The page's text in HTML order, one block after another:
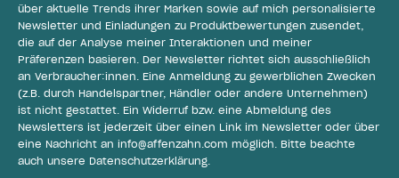
über aktuelle Trends ihrer Marken sowie auf mich personalisierte
Newsletter und Einladungen zu Produktbewertungen zusendet,
die auf der Analyse meiner Interaktionen und meiner
Präferenzen basieren. Der Newsletter richtet sich ausschließlich
an Verbraucher:innen. Eine Anmeldung zu gewerblichen Zwecken
(z.B. durch Handelspartner, Händler oder andere Unternehmen)
ist nicht gestattet. Ein Widerruf bzw. eine Abmeldung des
Newsletters ist jederzeit über einen Link im Newsletter oder über
eine Nachricht an info@affenzahn.com möglich. Bitte beachte
auch unsere Datenschutzerklärung.